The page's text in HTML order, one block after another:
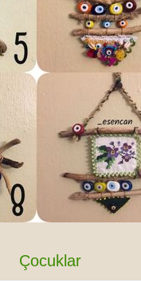
Çocuklar